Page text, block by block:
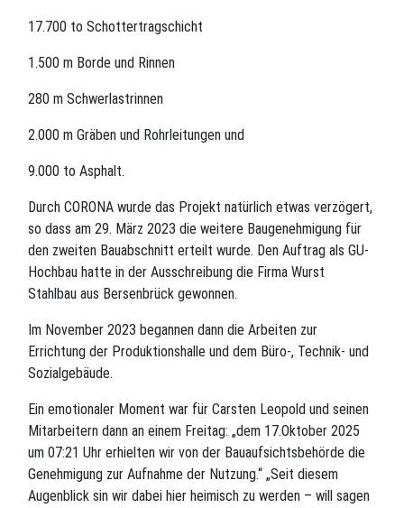
17.700 to Schottertragschicht
1.500 m Borde und Rinnen
280 m Schwerlastrinnen
2.000 m Gräben und Rohrleitungen und
9.000 to Asphalt.
Durch CORONA wurde das Projekt natürlich etwas verzögert,
so dass am 29. März 2023 die weitere Baugenehmigung für
den zweiten Bauabschnitt erteilt wurde. Den Auftrag als GU-
Hochbau hatte in der Ausschreibung die Firma Wurst
Stahlbau aus Bersenbrück gewonnen.
Im November 2023 begannen dann die Arbeiten zur
Errichtung der Produktionshalle und dem Büro-, Technik- und
Sozialgebäude.
Ein emotionaler Moment war für Carsten Leopold und seinen
Mitarbeitern dann an einem Freitag: „dem 17.Oktober 2025
um 07:21 Uhr erhielten wir von der Bauaufsichtsbehörde die
Genehmigung zur Aufnahme der Nutzung.“ „Seit diesem
Augenblick sin wir dabei hier heimisch zu werden – will sagen